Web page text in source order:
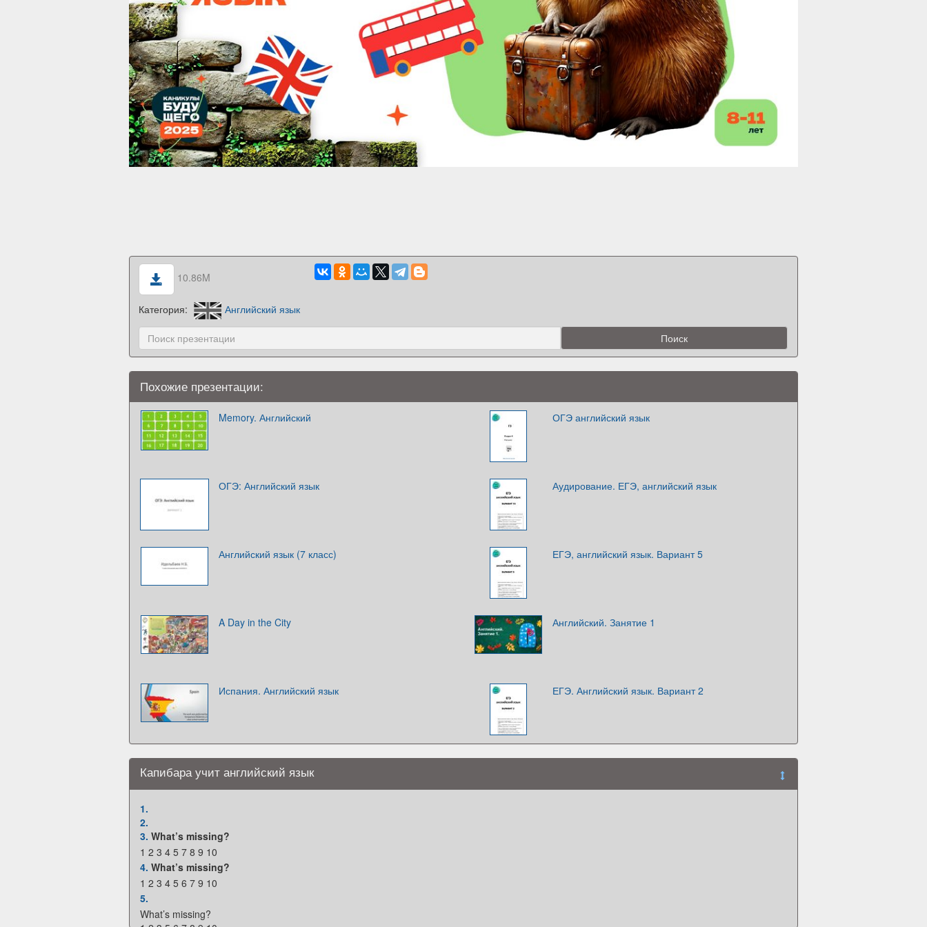
10.86M
Категория: Английский язык
Похожие презентации:
Memory. Английский ОГЭ английский язык
ОГЭ: Английский язык Аудирование. ЕГЭ, английский язык
Английский язык (7 класс) ЕГЭ, английский язык. Вариант 5
A Day in the City Английский. Занятие 1
Испания. Английский язык ЕГЭ. Английский язык. Вариант 2
Капибара учит английский язык
1.
2.
3. What’s missing?
1 2 3 4 5 7 8 9 10
4. What’s missing?
1 2 3 4 5 6 7 9 10
5.
What’s missing?